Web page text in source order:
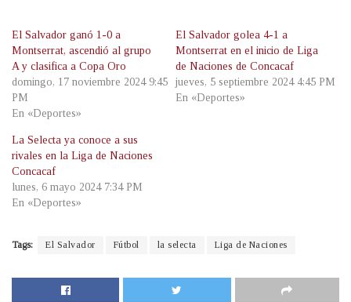
El Salvador ganó 1-0 a
Montserrat, ascendió al grupo
A y clasifica a Copa Oro
domingo, 17 noviembre 2024 9:45
PM
En «Deportes»
El Salvador golea 4-1 a
Montserrat en el inicio de Liga
de Naciones de Concacaf
jueves, 5 septiembre 2024 4:45 PM
En «Deportes»
La Selecta ya conoce a sus
rivales en la Liga de Naciones
Concacaf
lunes, 6 mayo 2024 7:34 PM
En «Deportes»
Tags: El Salvador Fútbol la selecta Liga de Naciones